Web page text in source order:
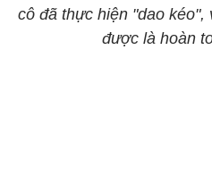
cô đã thực hiện "dao
được là hoàn